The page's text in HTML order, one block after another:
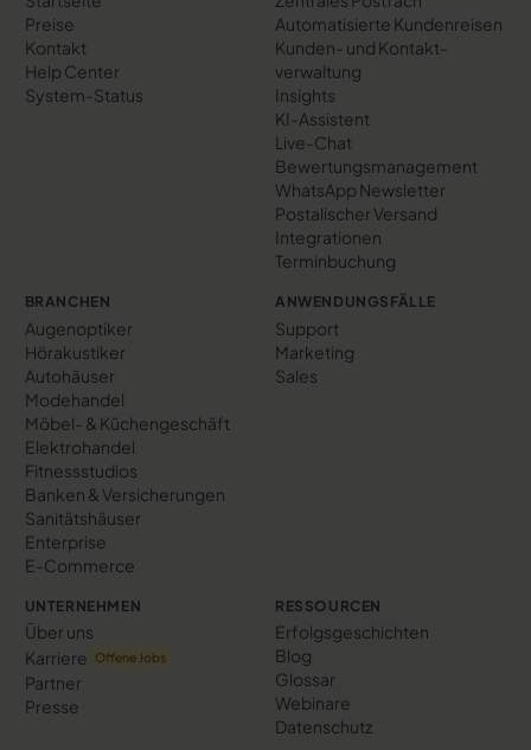
Preise
Kontakt
Help Center
System-Status
Automatisierte Kundenreisen
Kunden- und Kontakt­
verwaltung
Insights
KI-Assistent
Live-Chat
Bewertungs­management
WhatsApp Newsletter
Postalischer Versand
Integrationen
Terminbuchung
BRANCHEN
Augenoptiker
Hörakustiker
Autohäuser
Modehandel
Möbel- & Küchengeschäft
Elektrohandel
Fitnessstudios
Banken & Versicherungen
Sanitätshäuser
Enterprise
E-Commerce
ANWENDUNGSFÄLLE
Support
Marketing
Sales
UNTERNEHMEN
Über uns
Karriere
Offene Jobs
Partner
Presse
RESSOURCEN
Erfolgs­geschichten
Blog
Glossar
Webinare
Datenschutz